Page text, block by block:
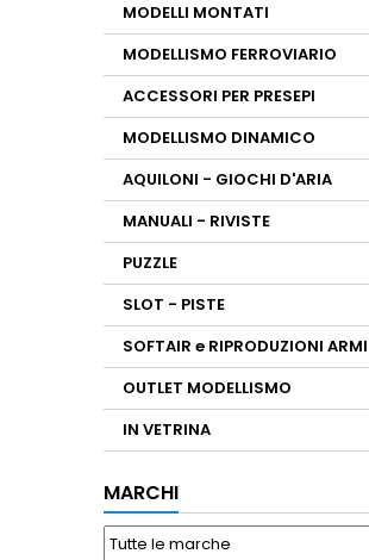
MODELLI MONTATI
MODELLISMO FERROVIARIO
ACCESSORI PER PRESEPI
MODELLISMO DINAMICO
AQUILONI - GIOCHI D'ARIA
MANUALI - RIVISTE
PUZZLE
SLOT - PISTE
SOFTAIR e RIPRODUZIONI ARMI
OUTLET MODELLISMO
IN VETRINA
MARCHI